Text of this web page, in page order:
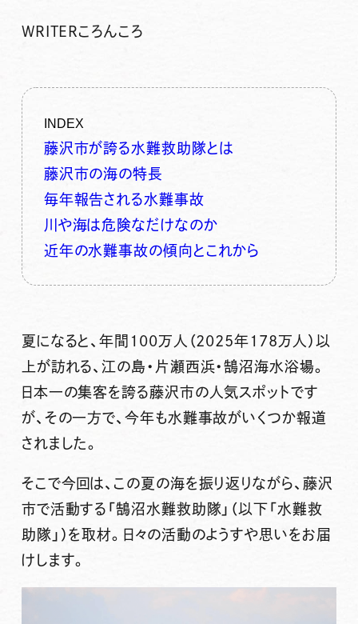
WRITERころんころ
INDEX
藤沢市が誇る水難救助隊とは
藤沢市の海の特長
毎年報告される水難事故
川や海は危険なだけなのか
近年の水難事故の傾向とこれから
夏になると、年間100万人（2025年178万人）以
上が訪れる、江の島・片瀬西浜・鵠沼海水浴場。
日本一の集客を誇る藤沢市の人気スポットです
が、その一方で、今年も水難事故がいくつか報道
されました。
そこで今回は、この夏の海を振り返りながら、藤沢
市で活動する 「鵠沼水難救助隊」 （以下「水難救
助隊」）を取材。日々の活動のようすや思いをお届
けします。